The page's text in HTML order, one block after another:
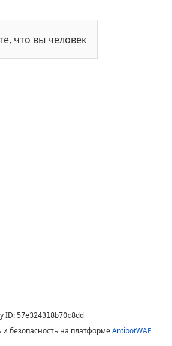
что вы человек
ID: 57e324318b70c8dd
безопасность на платформеAntibotWAF